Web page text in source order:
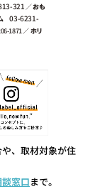
321 ／おも
03-6231-
1871 ／ホリ
、取材対象が住
窓口まで。